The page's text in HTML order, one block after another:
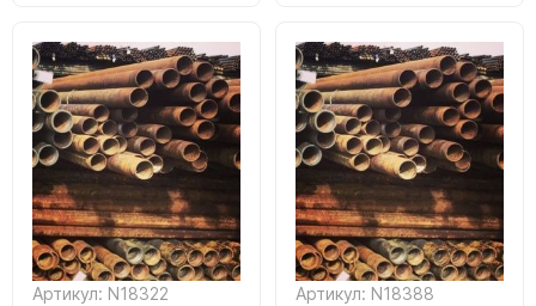
Артикул: N18322 Артикул: N18388